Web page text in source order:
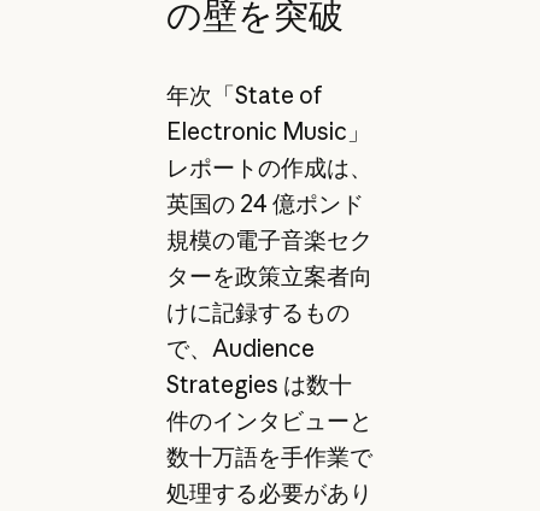
の壁を突破
年次「State of
Electronic Music」
レポートの作成は、
英国の 24 億ポンド
規模の電子音楽セク
ターを政策立案者向
けに記録するもの
で、Audience
Strategies は数十
件のインタビューと
数十万語を手作業で
処理する必要があり